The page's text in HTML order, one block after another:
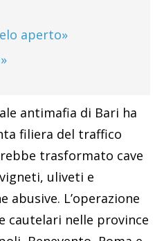
aperto»
antimafia di Bari ha
filiera del traffico
trasformato cave
uliveti e
abusive. L’operazione
cautelari nelle province